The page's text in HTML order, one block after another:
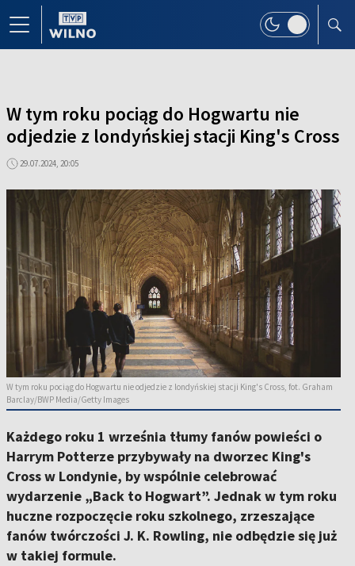
W tym roku pociąg do Hogwartu nie
odjedzie z londyńskiej stacji King's Cross
29.07.2024, 20:05
W tym roku pociąg do Hogwartu nie odjedzie z londyńskiej stacji King's Cross, fot. Graham
Barclay/BWP Media/Getty Images
Każdego roku 1 września tłumy fanów powieści o
Harrym Potterze przybywały na dworzec King's
Cross w Londynie, by wspólnie celebrować
wydarzenie „Back to Hogwart”. Jednak w tym roku
huczne rozpoczęcie roku szkolnego, zrzeszające
fanów twórczości J. K. Rowling, nie odbędzie się już
w takiej formule.